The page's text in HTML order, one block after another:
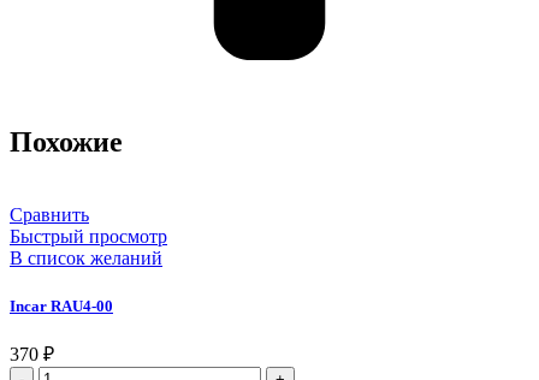
Похожие
Сравнить
Быстрый просмотр
В список желаний
Incar RAU4-00
370 ₽